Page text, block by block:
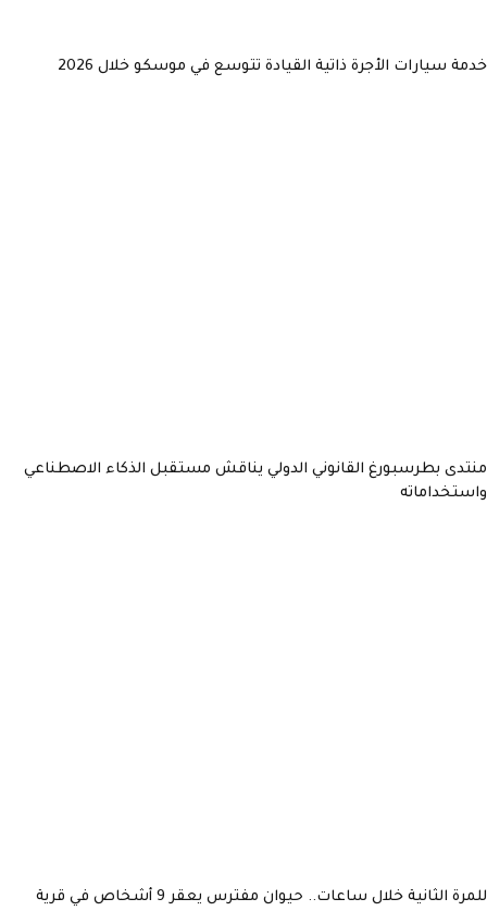
خدمة سيارات الأجرة ذاتية القيادة تتوسع في موسكو خلال 2026
منتدى بطرسبورغ القانوني الدولي يناقش مستقبل الذكاء الاصطناعي
واستخداماته
للمرة الثانية خلال ساعات.. حيوان مفترس يعقر 9 أشخاص في قرية